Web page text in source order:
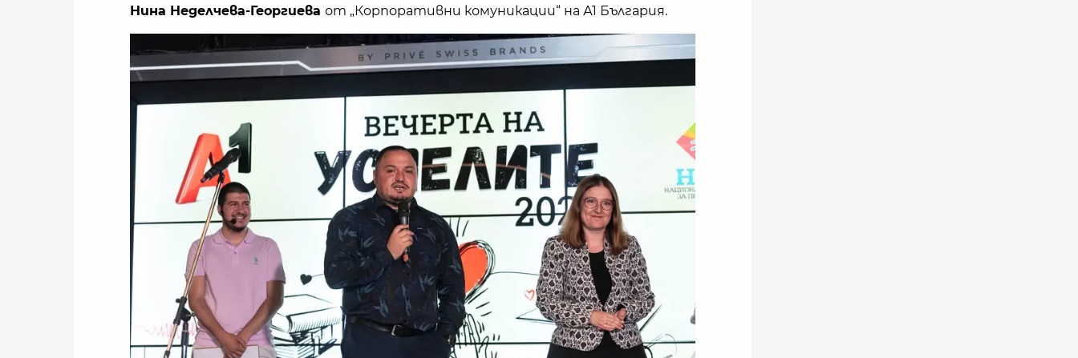
Нина Неделчева-Георгиева от „Корпоративни комуникации“ на А1 България.